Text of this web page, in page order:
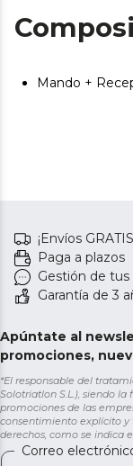
Mando +
¡Envíos
Paga a plazos
Gestión de
Garantía de 3
Apúntate al
promociones,
*El responsable del
Solotriatlon S.L.), siendo
promociones de las
consentimiento explícito y
derechos, como se indica
Correo